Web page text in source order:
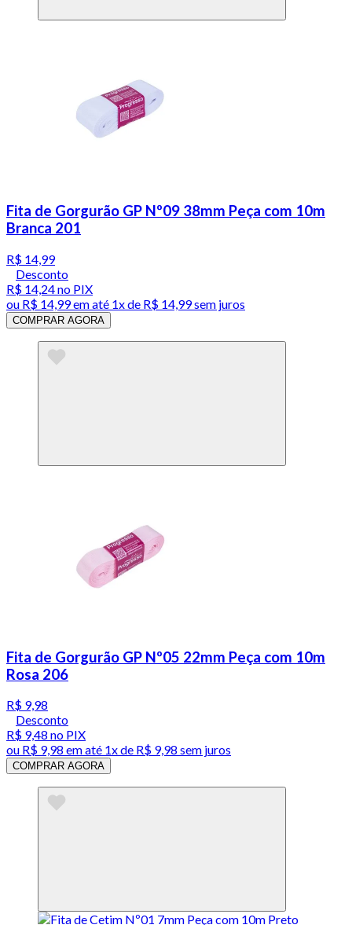
Fita de Gorgurão GP Nº09 38mm Peça com 10m
Branca 201
R$ 14,99
Desconto
R$ 14,24no PIX
ou R$ 14,99em até 1x de R$ 14,99sem juros
COMPRAR AGORA
Fita de Gorgurão GP Nº05 22mm Peça com 10m
Rosa 206
R$ 9,98
Desconto
R$ 9,48 no PIX
ou R$ 9,98 em até 1x de R$ 9,98 sem juros
COMPRAR AGORA